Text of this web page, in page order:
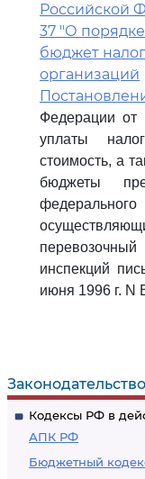
Кодексы РФ в
АПК РФ
Бюджетный
Российской
37 "О
бюджет
организаций
Федерации
уплаты
стоимость, а
бюджеты
инспекций
июня 1996 г. N